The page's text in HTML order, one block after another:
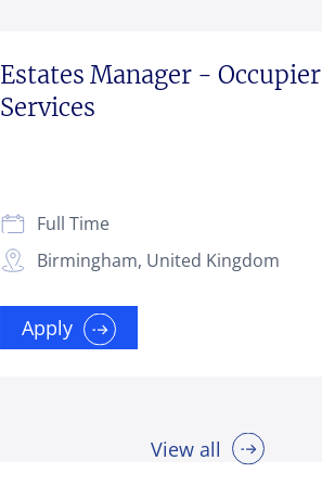
Estates Manager - Occupier
Services
Birmingham, United Kingdom
Full Time
Apply
View all